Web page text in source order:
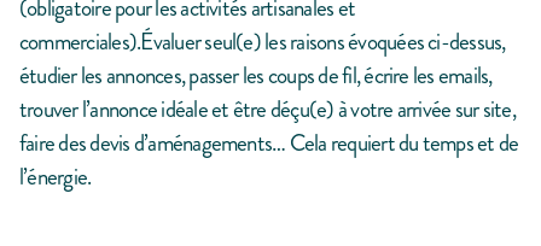
(obligatoire pour les activités artisanales et
commerciales).Évaluer seul(e) les raisons évoquées ci-dessus,
étudier les annonces, passer les coups de fil, écrire les emails,
trouver l’annonce idéale et être déçu(e) à votre arrivée sur site,
faire des devis d’aménagements… Cela requiert du temps et de
l’énergie.